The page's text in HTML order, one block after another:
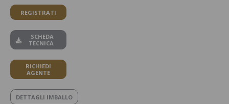
REGISTRATI
SCHEDA
TECNICA
RICHIEDI
AGENTE
DETTAGLI IMBALLO